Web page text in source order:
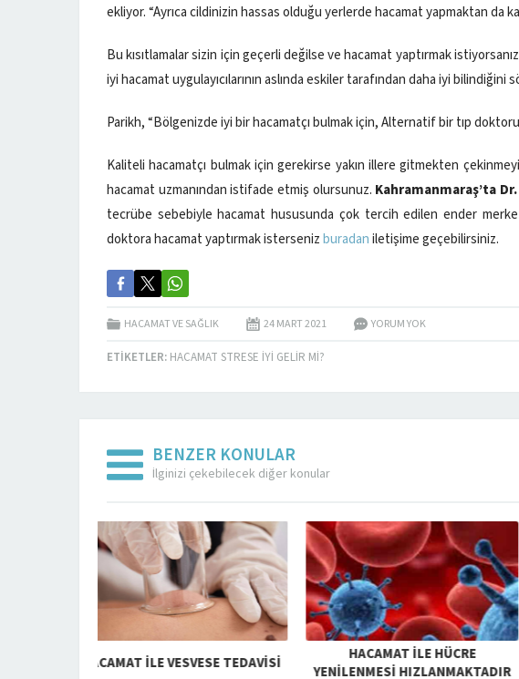
ekliyor. “Ayrıca cildinizin hassas olduğu yerlerde hacamat yapmaktan da
Bu kısıtlamalar sizin için geçerli değilse ve hacamat yaptırmak
iyi hacamat uygulayıcılarının aslında eskiler tarafından daha iyi bilindiğini
Parikh, “Bölgenizde iyi bir hacamatçı bulmak için, Alternatif bir tıp
Kaliteli hacamatçı bulmak için gerekirse yakın illere gitmekten
hacamat uzmanından istifade etmiş olursunuz. Kahramanmaraş’ta
tecrübe sebebiyle hacamat hususunda çok tercih edilen ender
doktora hacamat yaptırmak istersenizburadaniletişime geçebilirsiniz.
HACAMAT VE SAĞLIK 24 MART2021 YORUM YOK
ETIKETLER: HACAMAT STRESE IYI GELIR MI?
BENZER KONULAR
İlginizi çekebilecek diğer konular
HACAMAT ILE HÜCRE
YENILENMESI HIZLANMAKTADIR
MARAŞ HACAMAT VE
GÜCÜNÜ ARTIRMANIN